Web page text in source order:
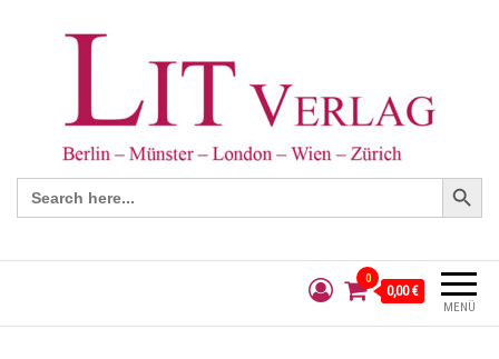
Search
for:
Search Button
MENÜ
0
0,00 €